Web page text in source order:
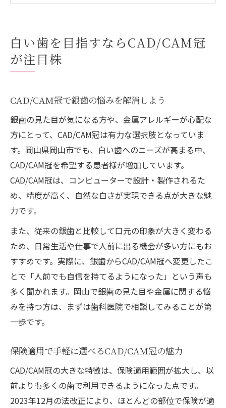
自然な笑顔を叶えるCAD/CAM冠の魅力
CAD/CAM冠で叶う自然な白い歯の秘密
CAD/CAM冠の色味と見た目がもたらす印象
変化
笑顔に自信を与えるCAD/CAM冠のメリット
岡山の歯科で体験できるCAD/CAM冠の美し
さ
金属アレルギーを防ぐCAD/CAM冠の利点
CAD/CAM冠が金属アレルギー対策に最適な
金属フリーで安心できるCAD/CAM冠の特徴
CAD/CAM冠による健康面のメリットと注意
点
アレルギーが心配な方に選ばれるCAD/CAM
冠
CAD/CAM冠の素材と安全性を徹底解説
CAD/CAM冠を安価に導入する新しい選択肢
保険で白い歯を叶えるCAD/CAM冠の魅力
CAD/CAM冠とセラミックの費用比較ポイン
ト
白い歯を目指すならCAD/CAM冠
が注目株
CAD/CAM冠で銀歯の悩みを解消しよう
銀歯の見た目が気になる方や、金属アレルギーが心配な
方にとって、CAD/CAM冠は有力な選択肢となっていま
す。岡山県岡山市でも、白い歯へのニーズが高まる中、
CAD/CAM冠を希望する患者様が増加しています。
CAD/CAM冠は、コンピューターで設計・製作されるた
め、精度が高く、自然な白さが実現できる点が大きな魅
力です。
また、従来の銀歯と比較して口元の印象が大きく変わる
ため、日常生活や仕事で人前に出る機会が多い方にもお
すすめです。実際に、銀歯からCAD/CAM冠へ変更したこ
とで「人前でも自信を持てるようになった」という声も
多く聞かれます。岡山で銀歯の見た目や金属に関する悩
みを持つ方は、まずは歯科医院で相談してみることが第
一歩です。
保険適用で手軽に選べるCAD/CAM冠の魅力
CAD/CAM冠の大きな特徴は、保険適用範囲が拡大し、以
前よりも多くの歯で利用できるようになった点です。
2023年12月の法改正により、ほとんどの部位で保険が適